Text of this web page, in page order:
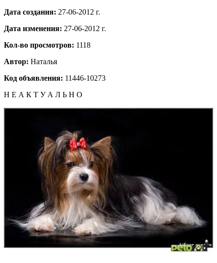
Дата создания: 27-06-2012 г.
Дата изменения: 27-06-2012 г.
Кол-во просмотров: 1118
Автор: Наталья
Код объявления: 11446-10273
Н Е А К Т У А Л Ь Н О